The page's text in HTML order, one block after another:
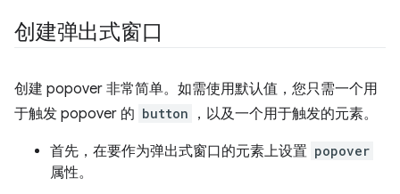
创建弹出式窗口
创建 popover 非常简单。如需使用默认值，您只需一个用
于触发 popover 的 button ，以及一个用于触发的元素。
首先，在要作为弹出式窗口的元素上设置 popover
属性。